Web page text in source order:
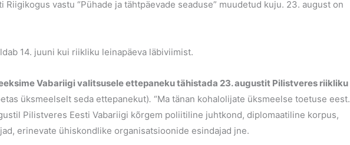
Riigikogus vastu “Pühade ja tähtpäevade seaduse” muudetud kuju. 23. august on
14. juuni kui riikliku leinapäeva läbiviimist.
Vabariigi valitsusele ettepaneku tähistada 23. augustit Pilistveres riikliku
üksmeelselt seda ettepanekut). “Ma tänan kohalolijate üksmeelse toetuse eest.
Pilistveres Eesti Vabariigi kõrgem poliitiline juhtkond, diplomaatiline korpus,
erinevate ühiskondlike organisatsioonide esindajad jne.